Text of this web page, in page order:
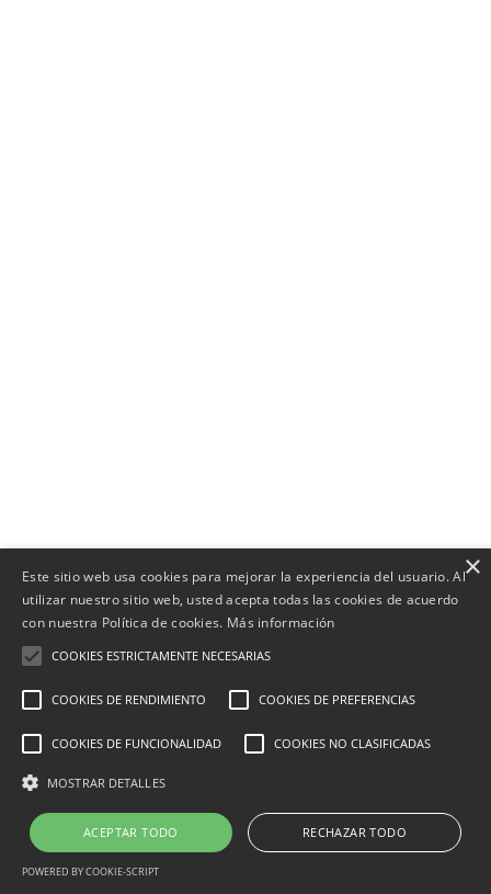
¿Necesitas ayuda?
×
Este sitio web usa cookies para mejorar la experiencia del usuario. Al
utilizar nuestro sitio web, usted acepta todas las cookies de acuerdo
con nuestra Política de cookies. Más información
COOKIES ESTRICTAMENTE NECESARIAS
COOKIES DE RENDIMIENTO COOKIES DE PREFERENCIAS
COOKIES DE FUNCIONALIDAD COOKIES NO CLASIFICADAS
MOSTRAR DETALLES
ACEPTAR TODO RECHAZAR TODO
POWERED BY COOKIE-SCRIPT